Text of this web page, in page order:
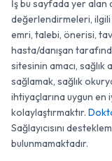
İş bu sayfada yer alan
değerlendirmeleri,
emri, talebi, önerisi,
hasta/danışan
sitesinin amacı,
sağlamak, sağlık
ihtiyaçlarına uygun en
kolaylaştırmaktır.
Sağlayıcısını
bulunmamaktadır.